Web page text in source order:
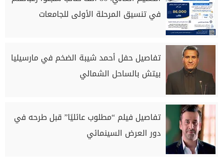
في تنسيق المرحلة الأولى للجامعات
تفاصيل حفل أحمد شيبة الضخم في مارسيليا
بيتش بالساحل الشمالي
تفاصيل فيلم “مطلوب عائليًا” قبل طرحه في
دور العرض السينمائي